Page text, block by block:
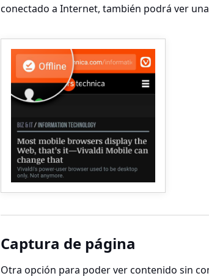
conectado a Internet, también podrá ver
Captura de página
Otra opción para poder ver contenido sin